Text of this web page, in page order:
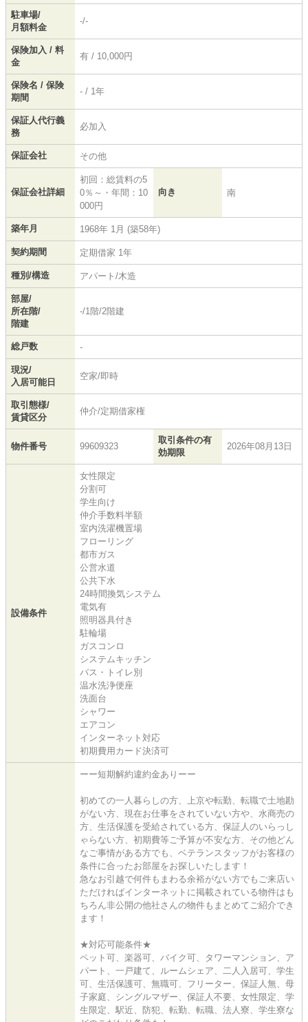
駐車場/
月額料金
-/-
保険加入 / 料
金
有 / 10,000円
保険名 / 保険
期間
- / 1年
保証人代行義
務
必加入
保証会社 その他
保証会社詳細
初回：総賃料の5
0％～・年間：10
000円
向き 南
築年月 1968年 1月 (築58年)
契約期間 定期借家 1年
種別/構造 アパート/木造
部屋/
所在階/
階建
-/1階/2階建
総戸数 -
現況/
入居可能日
空家/即時
取引態様/
賃貸区分
仲介/定期借家権
物件番号 99609323
取引条件の有
効期限
2026年08月13日
設備条件
女性限定
分割可
学生向け
仲介手数料半額
室内洗濯機置場
フローリング
都市ガス
公営水道
公共下水
24時間換気システム
電気有
照明器具付き
駐輪場
ガスコンロ
システムキッチン
バス・トイレ別
温水洗浄便座
洗面台
シャワー
エアコン
インターネット対応
初期費用カード決済可
ーー短期解約違約金ありーー
初めての一人暮らしの方、上京や転勤、転職で土地勘
がない方、現在お仕事をされていない方や、水商売の
方、生活保護を受給されている方、保証人のいらっし
ゃらない方、初期費等ご予算が不安な方、その他どん
なご事情がある方でも、ベテランスタッフがお客様の
条件に合ったお部屋をお探しいたします！
急なお引越で何件もまわる余裕がない方でもご来店い
ただければインターネットに掲載されている物件はも
ちろん非公開の他社さんの物件もまとめてご紹介でき
ます！
★対応可能条件★
ペット可、楽器可、バイク可、タワーマンション、ア
パート、一戸建て、ルームシェア、二人入居可、学生
可、生活保護可、無職可、フリーター、保証人無、母
子家庭、シングルマザー、保証人不要、女性限定、学
生限定、駅近、防犯、転勤、転職、法人寮、学生寮な